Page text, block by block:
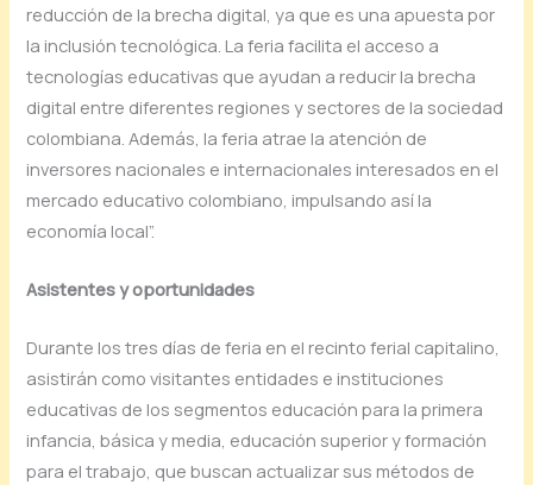
reducción de la brecha digital, ya que es una apuesta por
la inclusión tecnológica. La feria facilita el acceso a
tecnologías educativas que ayudan a reducir la brecha
digital entre diferentes regiones y sectores de la sociedad
colombiana. Además, la feria atrae la atención de
inversores nacionales e internacionales interesados en el
mercado educativo colombiano, impulsando así la
economía local”.
Asistentes y oportunidades
Durante los tres días de feria en el recinto ferial capitalino,
asistirán como visitantes entidades e instituciones
educativas de los segmentos educación para la primera
infancia, básica y media, educación superior y formación
para el trabajo, que buscan actualizar sus métodos de